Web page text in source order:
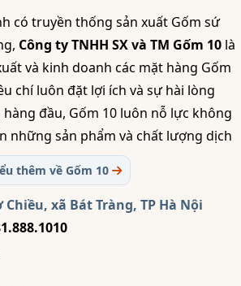
có truyền thống sản xuất Gốm sứ
Công ty TNHH SX và TM Gốm 10 là
và kinh doanh các mặt hàng Gốm
chí luôn đặt lợi ích và sự hài lòng
đầu, Gốm 10 luôn nỗ lực không
những sản phẩm và chất lượng dịch
thêm về Gốm 10
xã Bát Tràng, TP Hà Nội